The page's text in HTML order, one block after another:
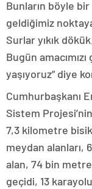
Bunların böyle
geldiğimiz
Surlar yıkık
Bugün
yaşıyoruz” diye
Cumhurbaşkanı
Sistem
7,3 kilometre
meydan alanları,
alan, 74 bin
geçidi, 13